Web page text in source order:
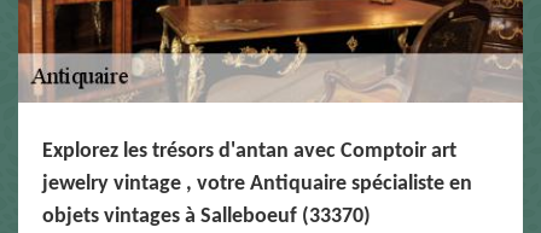
Explorez les trésors d'antan avec Comptoir art
jewelry vintage , votre Antiquaire spécialiste en
objets vintages à Salleboeuf (33370)